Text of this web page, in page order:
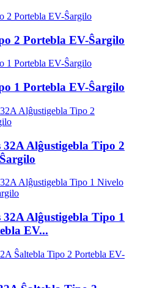
2 Portebla EV-Ŝargilo
1 Portebla EV-Ŝargilo
Alĝustigebla Tipo 2
Alĝustigebla Tipo 1
EV...